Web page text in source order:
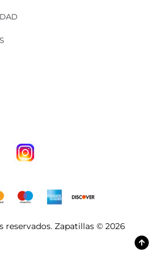
reservados. Zapatillas © 2026